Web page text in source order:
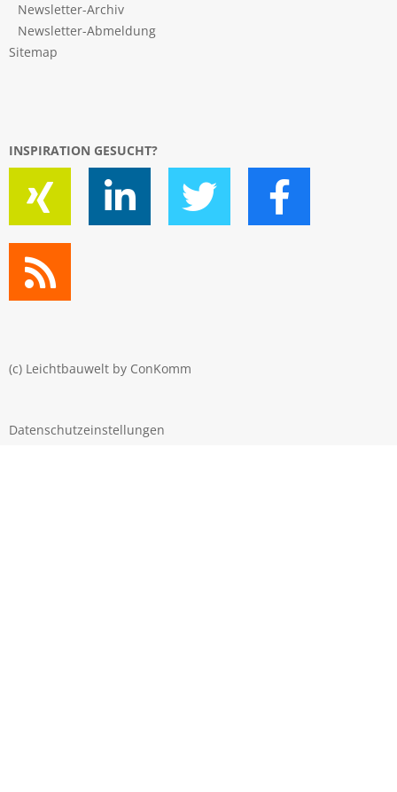
Newsletter-Archiv
Newsletter-Abmeldung
Sitemap
INSPIRATION GESUCHT?
(c) Leichtbauwelt by ConKomm
Datenschutzeinstellungen